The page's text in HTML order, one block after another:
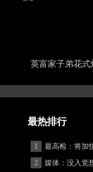
英富家子弟花式
最热排行
1
最高检：将加
度
2
媒体：没入党